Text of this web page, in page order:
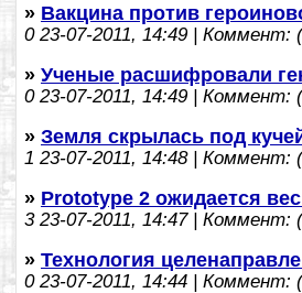
» Вакцина против
023-07-2011, 14:49 | Коммент:
» Ученые расшифровали
023-07-2011, 14:49 | Коммент:
» Земля скрылась под
1 23-07-2011, 14:48 | Коммент:
» Prototype 2 ожидается
323-07-2011, 14:47 | Коммент:
» Технология
023-07-2011, 14:44 | Коммент: